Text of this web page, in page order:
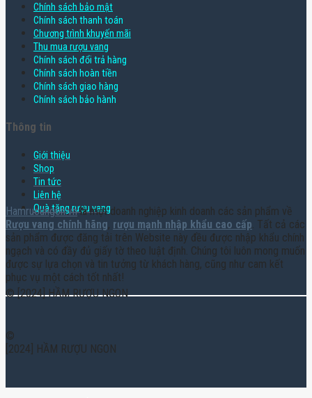
Chính sách bảo mật
Chính sách thanh toán
Chương trình khuyến mãi
Thu mua rượu vang
Chính sách đổi trả hàng
Chính sách hoàn tiền
Chính sách giao hàng
Chính sách bảo hành
Thông tin
Giới thiệu
Shop
Tin tức
Liên hệ
Quà tặng rượu vang
Hamruoungon.vnlà một doanh nghiệp kinh doanh các sản phẩm về
Rượu vang chính hãng, rượu mạnh nhập khẩu cao cấp. Tất cả các
sản phẩm được đăng tải trên Website này đều được nhập khẩu chính
ngạch và có đầy đủ giấy tờ theo luật định. Chúng tôi luôn mong muốn
được sự lựa chọn và tin tưởng từ khách hàng, cũng như cam kết
phục vụ một cách tốt nhất!
© [2024] HẦM RƯỢU NGON
©
[2024] HẦM RƯỢU NGON